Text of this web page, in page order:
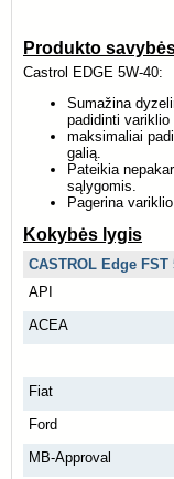
Produkto
Castrol EDGE 5W-40:
Sumažina
padidinti variklio
maksimaliai
galią.
Pateikia
sąlygomis.
Pagerina
Kokybės lygis
CASTROL Edge FST
API
ACEA
Fiat
Ford
MB-Approval